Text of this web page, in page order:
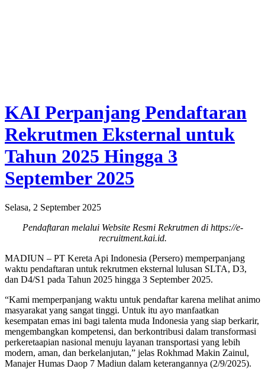
KAI Perpanjang Pendaftaran
Rekrutmen Eksternal untuk
Tahun 2025 Hingga 3
September 2025
Selasa, 2 September 2025
Pendaftaran melalui Website Resmi Rekrutmen di https://e-
recruitment.kai.id.
MADIUN – PT Kereta Api Indonesia (Persero) memperpanjang
waktu pendaftaran untuk rekrutmen eksternal lulusan SLTA, D3,
dan D4/S1 pada Tahun 2025 hingga 3 September 2025.
“Kami memperpanjang waktu untuk pendaftar karena melihat animo
masyarakat yang sangat tinggi. Untuk itu ayo manfaatkan
kesempatan emas ini bagi talenta muda Indonesia yang siap berkarir,
mengembangkan kompetensi, dan berkontribusi dalam transformasi
perkeretaapian nasional menuju layanan transportasi yang lebih
modern, aman, dan berkelanjutan,” jelas Rokhmad Makin Zainul,
Manajer Humas Daop 7 Madiun dalam keterangannya (2/9/2025).